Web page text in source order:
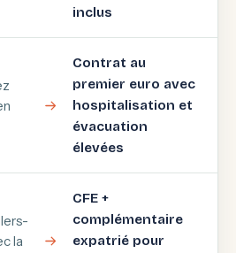
inclus
Contrat au
premier euro avec
hospitalisation et
évacuation
élevées
la
CFE +
complémentaire
expatrié pour